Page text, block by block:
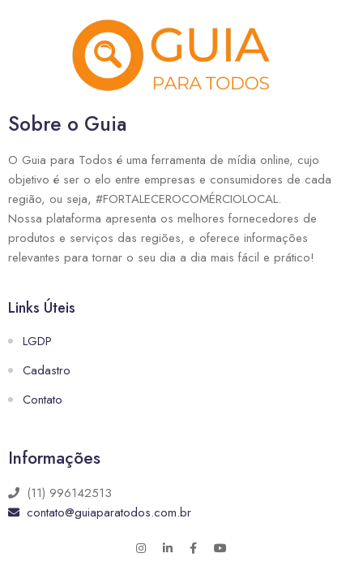
Sobre o Guia
O Guia para Todos é uma ferramenta de mídia online, cujo
objetivo é ser o elo entre empresas e consumidores de cada
região, ou seja, #FORTALECEROCOMÉRCIOLOCAL.
Nossa plataforma apresenta os melhores fornecedores de
produtos e serviços das regiões, e oferece informações
relevantes para tornar o seu dia a dia mais fácil e prático!
Links Úteis
LGDP
Cadastro
Contato
Informações
(11) 996142513
contato@guiaparatodos.com.br